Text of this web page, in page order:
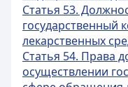
Статья 53.
государственный
лекарственных
Статья 54. Права
осуществлении